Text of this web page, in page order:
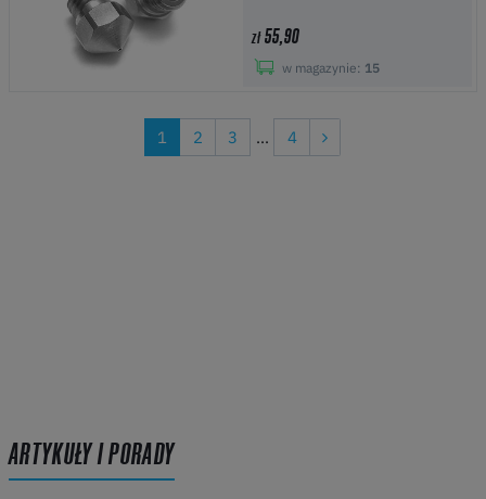
zł55,90
w magazynie: 15
1 2 3 ... 4
ARTYKUŁY I PORADY